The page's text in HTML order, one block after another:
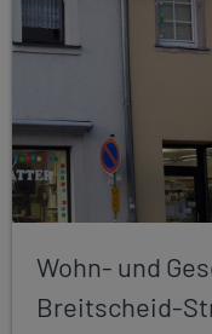
Wohn- und
Breitscheid-